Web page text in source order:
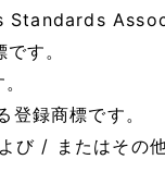
す。
録商標です。
び / またはそ